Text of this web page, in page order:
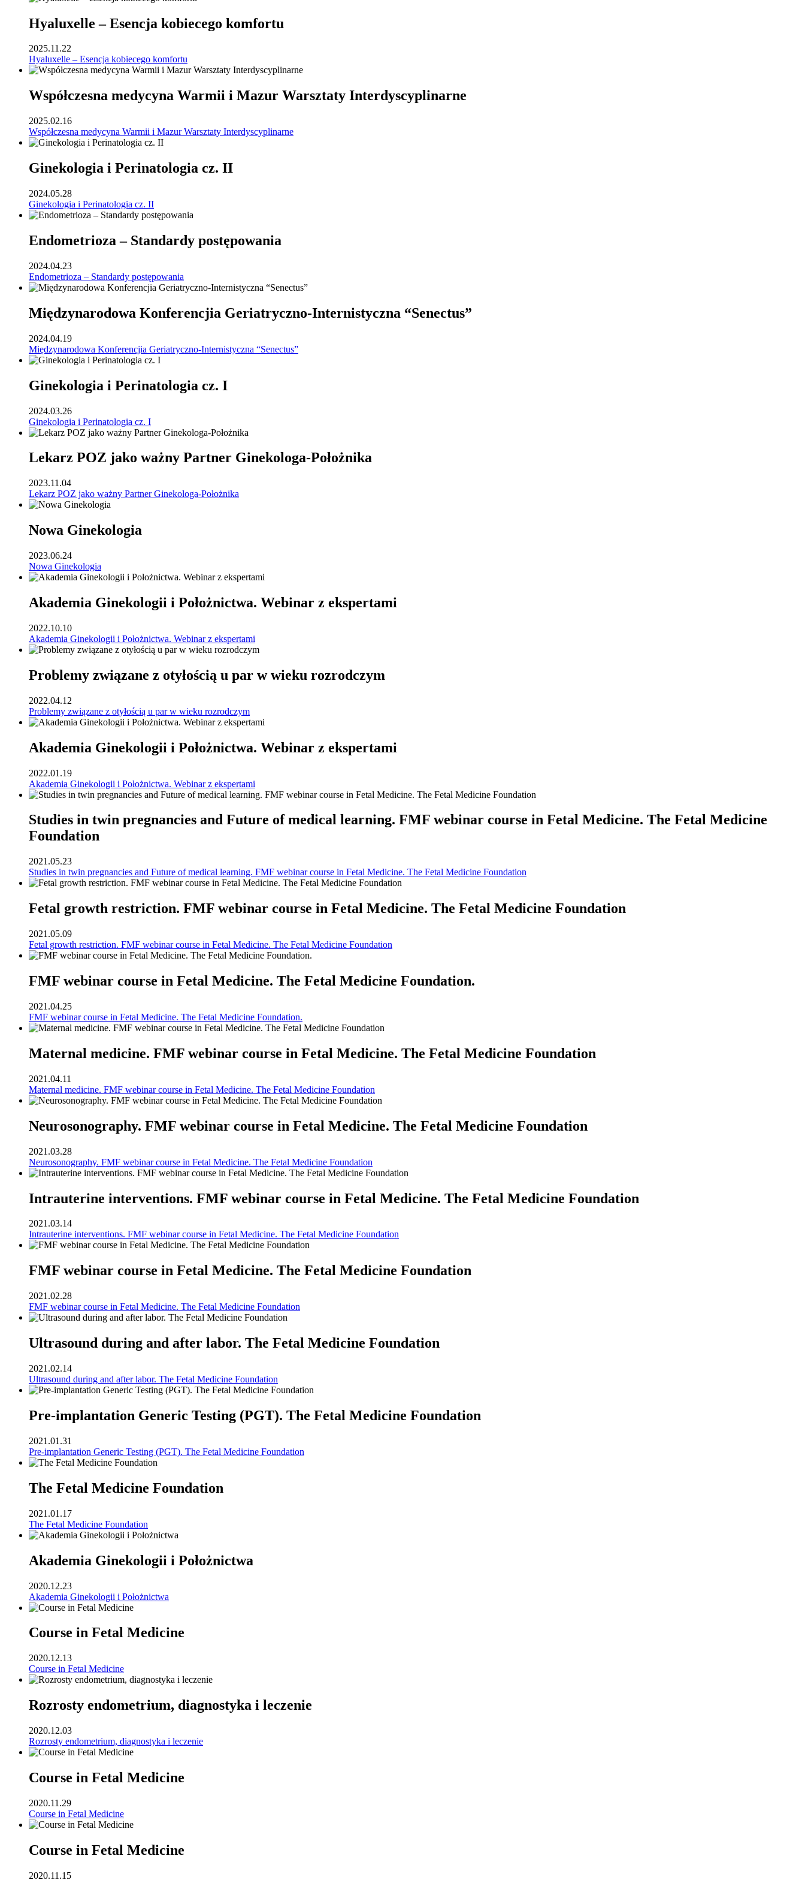
Hyaluxelle – Esencja kobiecego komfortu
2025.11.22
Hyaluxelle – Esencja kobiecego komfortu
Współczesna medycyna Warmii i Mazur Warsztaty Interdyscyplinarne
2025.02.16
Współczesna medycyna Warmii i Mazur Warsztaty Interdyscyplinarne
Ginekologia i Perinatologia cz. II
2024.05.28
Ginekologia i Perinatologia cz. II
Endometrioza – Standardy postępowania
2024.04.23
Endometrioza – Standardy postępowania
Międzynarodowa Konferencjia Geriatryczno-Internistyczna “Senectus”
2024.04.19
Międzynarodowa Konferencjia Geriatryczno-Internistyczna “Senectus”
Ginekologia i Perinatologia cz. I
2024.03.26
Ginekologia i Perinatologia cz. I
Lekarz POZ jako ważny Partner Ginekologa-Położnika
2023.11.04
Lekarz POZ jako ważny Partner Ginekologa-Położnika
Nowa Ginekologia
2023.06.24
Nowa Ginekologia
Akademia Ginekologii i Położnictwa. Webinar z ekspertami
2022.10.10
Akademia Ginekologii i Położnictwa. Webinar z ekspertami
Problemy związane z otyłością u par w wieku rozrodczym
2022.04.12
Problemy związane z otyłością u par w wieku rozrodczym
Akademia Ginekologii i Położnictwa. Webinar z ekspertami
2022.01.19
Akademia Ginekologii i Położnictwa. Webinar z ekspertami
Studies in twin pregnancies and Future of medical learning. FMF webinar course in Fetal Medicine. The Fetal Medicine
Foundation
2021.05.23
Studies in twin pregnancies and Future of medical learning. FMF webinar course in Fetal Medicine. The Fetal Medicine Foundation
Fetal growth restriction. FMF webinar course in Fetal Medicine. The Fetal Medicine Foundation
2021.05.09
Fetal growth restriction. FMF webinar course in Fetal Medicine. The Fetal Medicine Foundation
FMF webinar course in Fetal Medicine. The Fetal Medicine Foundation.
2021.04.25
FMF webinar course in Fetal Medicine. The Fetal Medicine Foundation.
Maternal medicine. FMF webinar course in Fetal Medicine. The Fetal Medicine Foundation
2021.04.11
Maternal medicine. FMF webinar course in Fetal Medicine. The Fetal Medicine Foundation
Neurosonography. FMF webinar course in Fetal Medicine. The Fetal Medicine Foundation
2021.03.28
Neurosonography. FMF webinar course in Fetal Medicine. The Fetal Medicine Foundation
Intrauterine interventions. FMF webinar course in Fetal Medicine. The Fetal Medicine Foundation
2021.03.14
Intrauterine interventions. FMF webinar course in Fetal Medicine. The Fetal Medicine Foundation
FMF webinar course in Fetal Medicine. The Fetal Medicine Foundation
2021.02.28
FMF webinar course in Fetal Medicine. The Fetal Medicine Foundation
Ultrasound during and after labor. The Fetal Medicine Foundation
2021.02.14
Ultrasound during and after labor. The Fetal Medicine Foundation
Pre-implantation Generic Testing (PGT). The Fetal Medicine Foundation
2021.01.31
Pre-implantation Generic Testing (PGT). The Fetal Medicine Foundation
The Fetal Medicine Foundation
2021.01.17
The Fetal Medicine Foundation
Akademia Ginekologii i Położnictwa
2020.12.23
Akademia Ginekologii i Położnictwa
Course in Fetal Medicine
2020.12.13
Course in Fetal Medicine
Rozrosty endometrium, diagnostyka i leczenie
2020.12.03
Rozrosty endometrium, diagnostyka i leczenie
Course in Fetal Medicine
2020.11.29
Course in Fetal Medicine
Course in Fetal Medicine
2020.11.15